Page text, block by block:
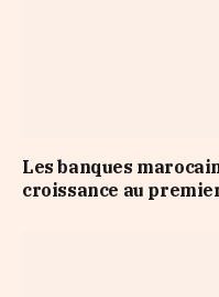
Les banques
croissance au